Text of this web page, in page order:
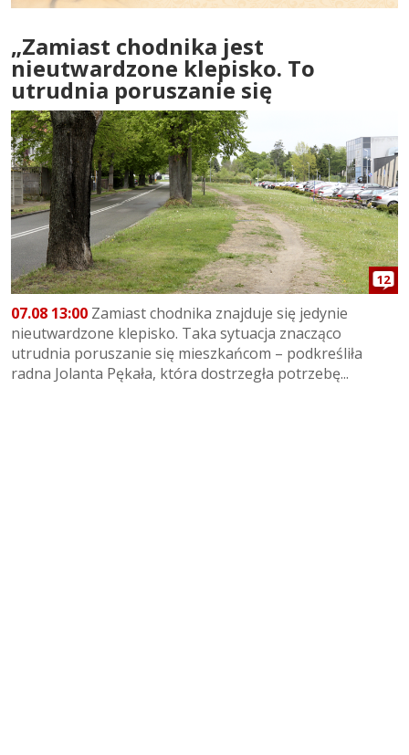
„Zamiast chodnika jest
nieutwardzone klepisko. To
utrudnia poruszanie się
12
07.08 13:00 Zamiast chodnika znajduje się jedynie
nieutwardzone klepisko. Taka sytuacja znacząco
utrudnia poruszanie się mieszkańcom – podkreśliła
radna Jolanta Pękała, która dostrzegła potrzebę...